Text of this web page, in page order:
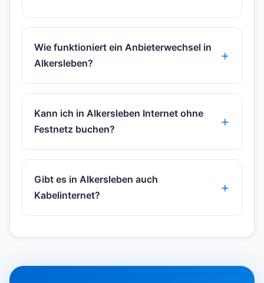
Wie funktioniert ein Anbieterwechsel in
Alkersleben?
Kann ich in Alkersleben Internet ohne
Festnetz buchen?
Gibt es in Alkersleben auch
Kabelinternet?